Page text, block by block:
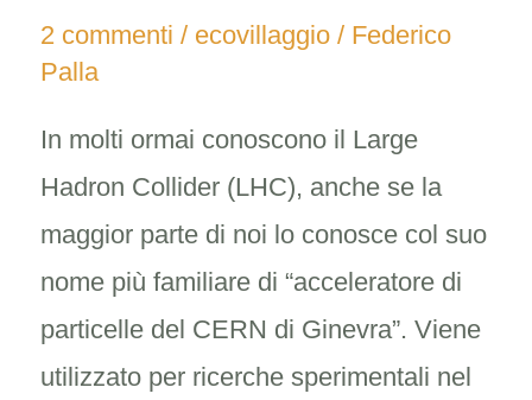
2 commenti / ecovillaggio/ Federico
Palla
In molti ormai conoscono il Large
Hadron Collider (LHC), anche se la
maggior parte di noi lo conosce col suo
nome più familiare di “acceleratore di
particelle del CERN di Ginevra”. Viene
utilizzato per ricerche sperimentali nel
un
acceleratore…
di
esperienze